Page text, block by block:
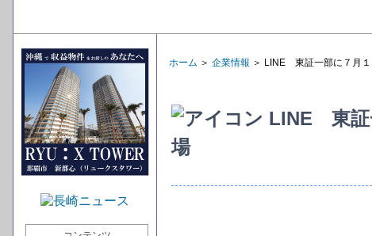
ホーム ＞ 企業情報 ＞ LINE 東証一部に７月
LINE 東証
場